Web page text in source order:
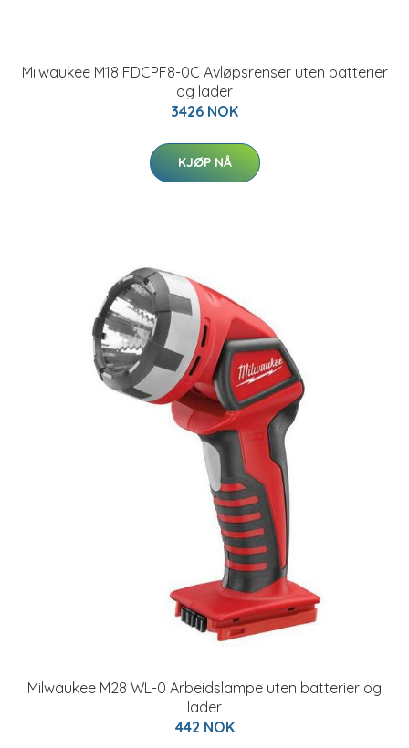
Milwaukee M18 FDCPF8-0C Avløpsrenser uten batterier
og lader
3426 NOK
KJØP NÅ
Milwaukee M28 WL-0 Arbeidslampe uten batterier og
lader
442 NOK